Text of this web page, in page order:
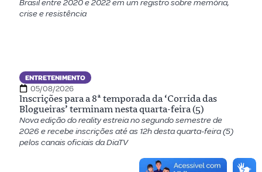
Brasil entre 2020 e 2022 em um registro sobre memória,
crise e resistência
ENTRETENIMENTO
05/08/2026
Inscrições para a 8ª temporada da ‘Corrida das
Blogueiras’ terminam nesta quarta-feira (5)
Nova edição do reality estreia no segundo semestre de
2026 e recebe inscrições até as 12h desta quarta-feira (5)
pelos canais oficiais da DiaTV